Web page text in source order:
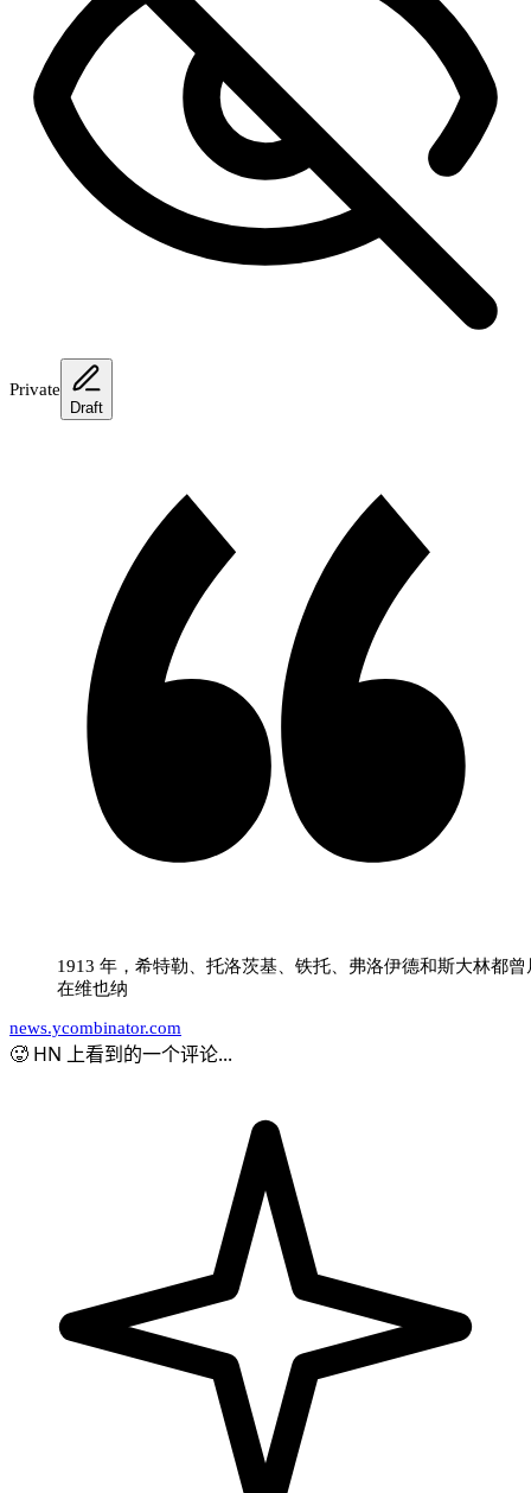
Private
Draft
1913 年，希特勒、托洛茨基、铁托、弗洛伊德和斯大林都曾
在维也纳
news.ycombinator.com
🥵 HN 上看到的一个评论...